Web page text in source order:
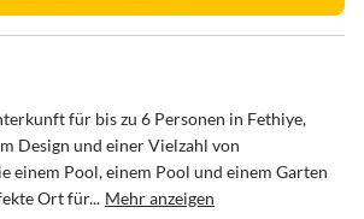
für bis zu 6 Personen in Fethiye,
Design und einer Vielzahl von
einem Pool, einem Pool und einem Garten
Ort für... Mehr anzeigen